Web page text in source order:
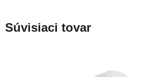
Súvisiaci tovar